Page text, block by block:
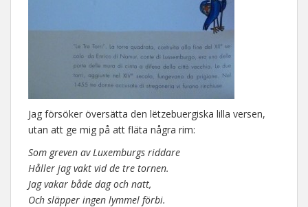
Jag försöker översätta den lëtzebuergiska lilla versen,
utan att ge mig på att fläta några rim:
Som greven av Luxemburgs riddare
Håller jag vakt vid de tre tornen.
Jag vakar både dag och natt,
Och släpper ingen lymmel förbi.